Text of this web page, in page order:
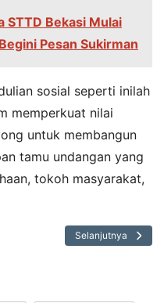
STTD Bekasi Mulai
Pesan Sukirman
sosial seperti inilah
memperkuat nilai
untuk membangun
tamu undangan yang
tokoh masyarakat,
Selanjutnya